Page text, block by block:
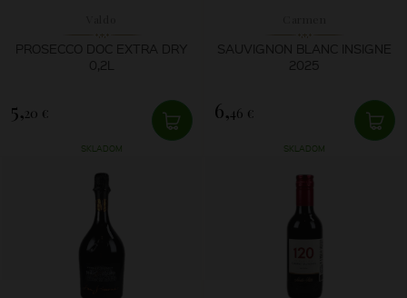
PROSECCO DOC EXTRA DRY
0,2L
5,20 €
SKLADOM
SAUVIGNON BLANC INSIGNE
2025
6,46 €
SKLADOM